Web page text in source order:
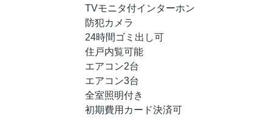
TVモニタ付インターホン
防犯カメラ
24時間ゴミ出し可
住戸内覧可能
エアコン2台
エアコン3台
全室照明付き
初期費用カード決済可